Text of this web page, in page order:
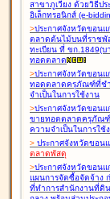
สาขาภูเวียง ด้วยวิธีปร
อิเล็กทรอนิกส์ (e-
>ประกาศจังหวัดขอนแ
ตลาดต้นไม้บนที่ราชพั
ทะเบียน ที่ ขก.1849(บ
ทอดตลาด
>ประกาศจังหวัดขอนแ
ทอดตลาดครุภัณฑ์ที่ช
จำเป็นในการใช้งาน
>ประกาศจังหวัดขอนแ
ขายทอดตลาดครุภัณ
ความจำเป็นในการใช้
> ประกาศจังหวัดขอนแ
ตลาดพัสดุ
>ประกาศจังหวัดขอนแ
แผนการจัดซื้อจัดจ้าง
ที่ทำการสำนักงานที่ดิ